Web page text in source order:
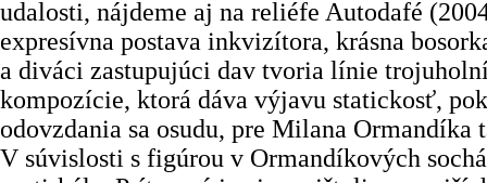
udalosti, nájdeme aj na reliéfe Autodafé
expresívna postava inkvizítora, krásna
a diváci zastupujúci dav tvoria línie
kompozície, ktorá dáva výjavu statickosť,
odovzdania sa osudu, pre Milana Ormandíka
V súvislosti s figúrou v Ormandíkových